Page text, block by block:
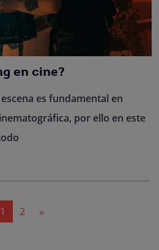
en cine?
es fundamental en
por ello en este
1 2 »